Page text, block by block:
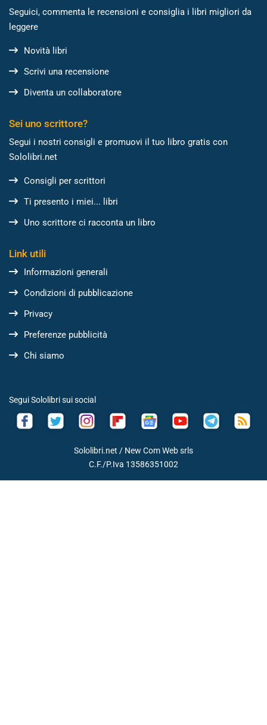
Seguici, commenta le recensioni e consiglia i libri migliori da
leggere
Novità libri
Scrivi una recensione
Diventa un collaboratore
Sei uno scrittore?
Segui i nostri consigli e promuovi il tuo libro gratis con
Sololibri.net
Consigli per scrittori
Ti presento i miei... libri
Uno scrittore ci racconta un libro
Link utili
Informazioni generali
Condizioni di pubblicazione
Privacy
Preferenze pubblicità
Chi siamo
Segui Sololibri sui social
Sololibri.net / New Com Web srls
C.F./P.Iva 13586351002